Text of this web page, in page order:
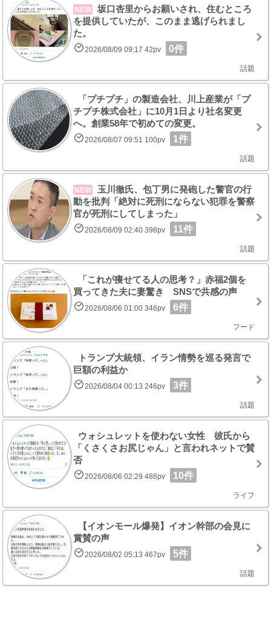
NEW
坂口杏里からお願いされ、住むところ
を提供していたが、このまま逃げられまし
た。
2026/08/09 09:17 42pv 0件
話題
「プチプチ」の製造会社、川上産業が「プ
チプチ株式会社」に10月1日より社名変更
へ。創業58年で初めての変更。
2026/08/07 09:51 100pv 1件
話題
NEW
玉川徹氏、包丁男に発砲した警官の行
動を批判「絶対に死刑にならない犯罪を警察
官が死刑にしてしまった」
2026/08/09 02:40 398pv 11件
話題
「これが痩せてる人の思考？」赤福2個を
買ってきた夫に妻驚き SNSで共感の声
2026/08/06 01:00 346pv 6件
フード
トランプ大統領、イラン情勢を巡る発言で
巨額の利益か
2026/08/04 00:13 246pv 3件
話題
ウォシュレットを使わない女性 彼氏から
「くさくさお尻じゃん」と言われネットで賛
否
2026/08/06 02:29 486pv 10件
ライフ
【イオンモール爆発】イオン幹部の会見に
賞賛の声
2026/08/02 05:13 467pv 5件
話題